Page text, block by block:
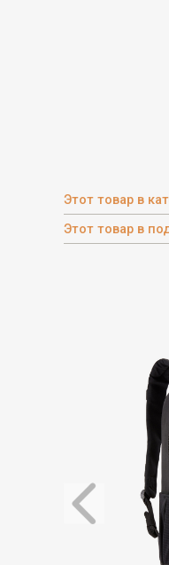
Этот товар в
Этот товар в